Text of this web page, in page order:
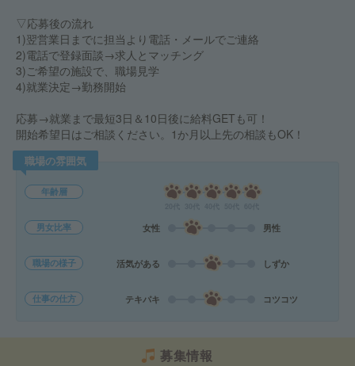
▽応募後の流れ
1)翌営業日までに担当より電話・メールでご連絡
2)電話で登録面談→求人とマッチング
3)ご希望の施設で、職場見学
4)就業決定→勤務開始
応募→就業まで最短3日＆10日後に給料GETも可！
開始希望日はご相談ください。1か月以上先の相談もOK！
職場の雰囲気
年齢層
男女比率 女性 男性
職場の様子 活気がある しずか
仕事の仕方 テキパキ コツコツ
募集情報